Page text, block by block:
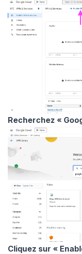
Recherchez «
Cliquez sur «